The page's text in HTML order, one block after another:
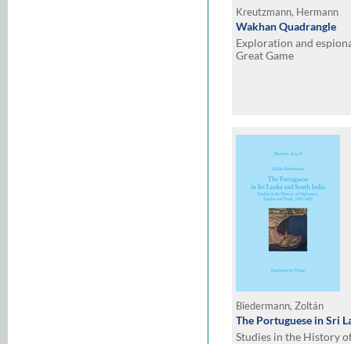
Kreutzmann, Hermann
Wakhan Quadrangle
Exploration and
Great Game
Biedermann, Zoltán
The Portuguese in Sri
Studies in the History